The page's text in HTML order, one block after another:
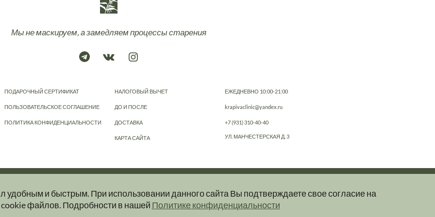
удобным и быстрым. При использовании данного сайта Вы подтверждаете свое согласие на
файлов. Подробности в нашей Политике конфиденциальности
Мы не маскируем, а замедляем процессы старения
ПОДАРОЧНЫЙ СЕРТИФИКАТ
ПОЛЬЗОВАТЕЛЬСКОЕ СОГЛАШЕНИЕ
ПОЛИТИКА КОНФИДЕНЦИАЛЬНОСТИ
НАЛОГОВЫЙ ВЫЧЕТ
ДО И ПОСЛЕ
ДОСТАВКА
КАРТА САЙТА
ЕЖЕДНЕВНО 10:00-21:00
krapivaclinic@yandex.ru
+7 (931) 310-40-40
УЛ. МАНЧЕСТЕРСКАЯ Д. 3
и ни при каких условиях информационные материалы, размещенные на сайте, не являются публичной офертой.
и актуальную информацию об услугах вы можете получить при обращении в клинику.